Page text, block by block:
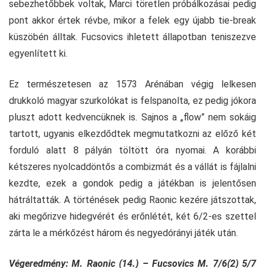
sebezhetőbbek voltak, Marci töretlen próbálkozásai pedig
pont akkor értek révbe, mikor a felek egy újabb tie-break
küszöbén álltak. Fucsovics ihletett állapotban teniszezve
egyenlített ki.
Ez természetesen az 1573 Arénában végig lelkesen
drukkoló magyar szurkolókat is felspanolta, ez pedig jókora
pluszt adott kedvencüknek is. Sajnos a „flow” nem sokáig
tartott, ugyanis elkezdődtek megmutatkozni az előző két
forduló alatt 8 pályán töltött óra nyomai. A korábbi
kétszeres nyolcaddöntős a combizmát és a vállát is fájlalni
kezdte, ezek a gondok pedig a játékban is jelentősen
hátráltatták. A történések pedig Raonic kezére játszottak,
aki megőrizve hidegvérét és erőnlétét, két 6/2-es szettel
zárta le a mérkőzést három és negyedórányi játék után.
Végeredmény: M. Raonic (14.) – Fucsovics M. 7/6(2) 5/7